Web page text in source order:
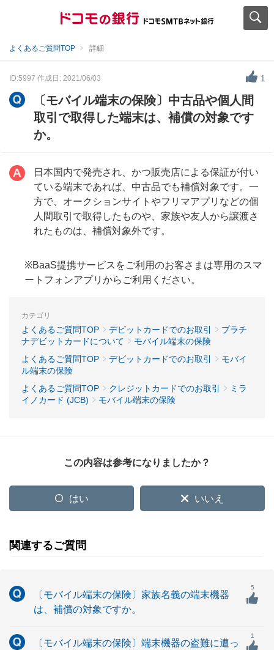
よくあるご質問TOP 詳細
ID:5997 作成日: 2021/06/03 1
〔モバイル端末の保険〕中古品や個人間
取引で取得した端末は、補償の対象です
か。
日本国内で発売され、かつ販売店による保証が付い
ている端末であれば、中古品でも補償対象です。一
方で、オークションサイトやフリマアプリなどの個
人間取引で取得したものや、家族や友人から譲渡さ
れたものは、補償対象外です。
※BaaS提携サービスをご利用のお客さまは専用のスマ
ートフォンアプリからご利用ください。
カテゴリ
よくあるご質問TOP デビットカードでのお取引
プラチ
ナデビットカードについて
モバイル端末の保険
よくあるご質問TOP
デビットカードでのお取引
モバイ
ル端末の保険
よくあるご質問TOP
クレジットカードでのお取引
ミラ
イノカード (JCB)
モバイル端末の保険
この内容は参考になりましたか？
はい いいえ
関連するご質問
〔モバイル端末の保険〕家族名義の端末機器
は、補償の対象ですか。
5
〔モバイル端末の保険〕端末機器の盗難に遭っ
1